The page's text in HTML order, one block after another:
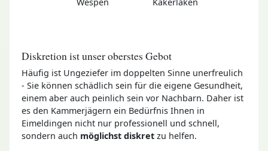
Diskretion ist unser oberstes Gebot
Häufig ist Ungeziefer im doppelten Sinne unerfreulich
- Sie können schädlich sein für die eigene Gesundheit,
einem aber auch peinlich sein vor Nachbarn. Daher ist
es den Kammerjägern ein Bedürfnis Ihnen in
Eimeldingen nicht nur professionell und schnell,
sondern auch möglichst diskret zu helfen.